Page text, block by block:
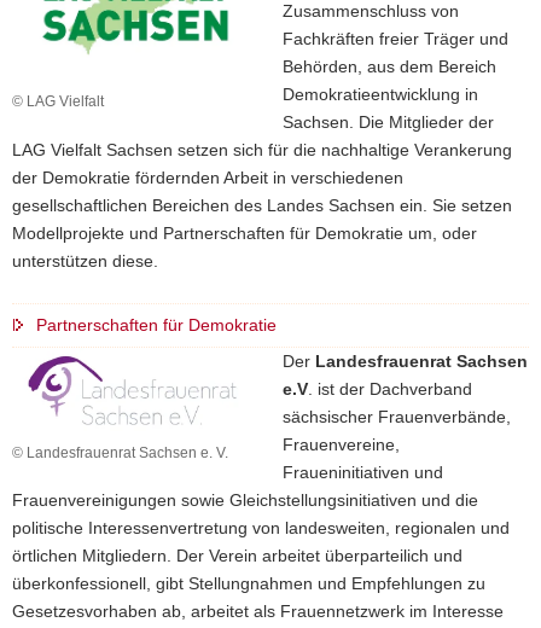
© LAG Vielfalt
Zusammenschluss von
Fachkräften freier Träger und
Behörden, aus dem Bereich
Demokratieentwicklung in
Sachsen. Die Mitglieder der
LAG Vielfalt Sachsen setzen sich für die nachhaltige Verankerung
der Demokratie fördernden Arbeit in verschiedenen
gesellschaftlichen Bereichen des Landes Sachsen ein. Sie setzen
Modellprojekte und Partnerschaften für Demokratie um, oder
unterstützen diese.
Partnerschaften für Demokratie
© Landesfrauenrat Sachsen e. V.
Der Landesfrauenrat Sachsen
e.V. ist der Dachverband
sächsischer Frauenverbände,
Frauenvereine,
Fraueninitiativen und
Frauenvereinigungen sowie Gleichstellungsinitiativen und die
politische Interessenvertretung von landesweiten, regionalen und
örtlichen Mitgliedern. Der Verein arbeitet überparteilich und
überkonfessionell, gibt Stellungnahmen und Empfehlungen zu
Gesetzesvorhaben ab, arbeitet als Frauennetzwerk im Interesse